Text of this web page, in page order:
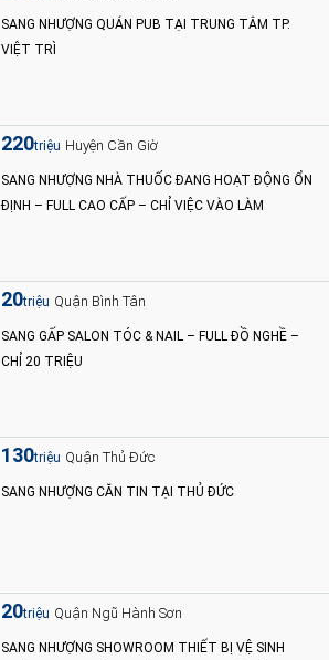
SANG NHƯỢNG QUÁN PUB TẠI TRUNG TÂM TP.
VIỆT TRÌ
220triệu Huyện Cần Giờ
SANG NHƯỢNG NHÀ THUỐC ĐANG HOẠT ĐỘNG ỔN
ĐỊNH – FULL CAO CẤP – CHỈ VIỆC VÀO LÀM
20triệu Quận Bình Tân
SANG GẤP SALON TÓC & NAIL – FULL ĐỒ NGHỀ –
CHỈ 20 TRIỆU
130triệu Quận Thủ Đức
SANG NHƯỢNG CĂN TIN TẠI THỦ ĐỨC
20triệu Quận Ngũ Hành Sơn
SANG NHƯỢNG SHOWROOM THIẾT BỊ VỆ SINH